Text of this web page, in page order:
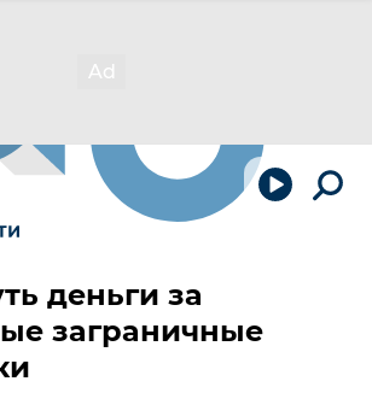
деньги за
заграничные